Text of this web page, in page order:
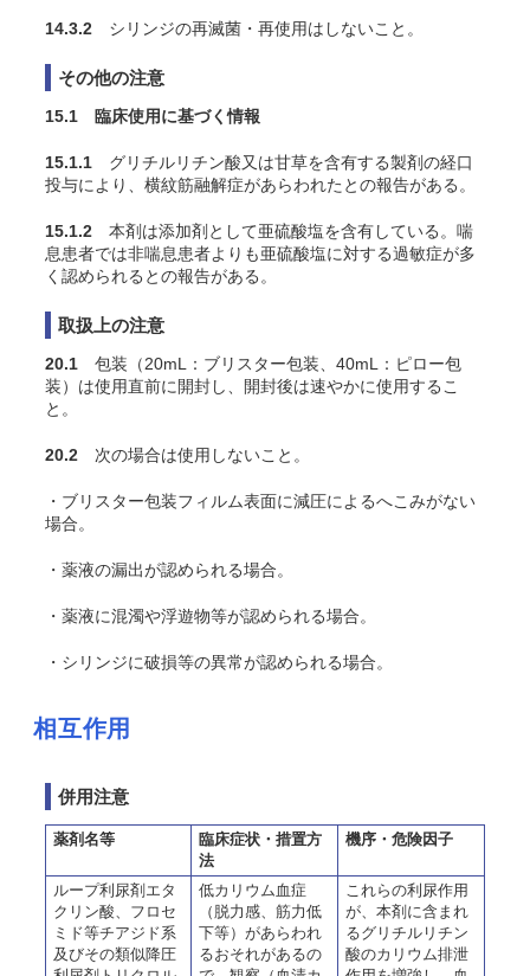
14.3.2 シリンジの再滅菌・再使用はしないこと。
その他の注意
15.1 臨床使用に基づく情報
15.1.1 グリチルリチン酸又は甘草を含有する製剤の経口
投与により、横紋筋融解症があらわれたとの報告がある。
15.1.2 本剤は添加剤として亜硫酸塩を含有している。喘
息患者では非喘息患者よりも亜硫酸塩に対する過敏症が多
く認められるとの報告がある。
取扱上の注意
20.1 包装（20mL：ブリスター包装、40mL：ピロー包
装）は使用直前に開封し、開封後は速やかに使用するこ
と。
20.2 次の場合は使用しないこと。
・ブリスター包装フィルム表面に減圧によるへこみがない
場合。
・薬液の漏出が認められる場合。
・薬液に混濁や浮遊物等が認められる場合。
・シリンジに破損等の異常が認められる場合。
相互作用
併用注意
薬剤名等
臨床症状・措置方
法
機序・危険因子
ループ利尿剤エタ
クリン酸、フロセ
ミド等チアジド系
及びその類似降圧
低カリウム血症
（脱力感、筋力低
下等）があらわれ
るおそれがあるの
これらの利尿作用
が、本剤に含まれ
るグリチルリチン
酸のカリウム排泄